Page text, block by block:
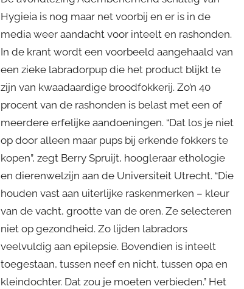
o
r
V
i
c
e
r
z
i
t
t
e
Hygieia is nog maar net voorbij en er is in de
media weer aandacht voor inteelt en rashonden.
In de krant wordt een voorbeeld aangehaald van
een zieke labradorpup die het product blijkt te
zijn van kwaadaardige broodfokkerij. Zo’n 40
procent van de rashonden is belast met een of
meerdere erfelijke aandoeningen. “Dat los je niet
op door alleen maar pups bij erkende fokkers te
kopen”, zegt Berry Spruijt, hoogleraar ethologie
en dierenwelzijn aan de Universiteit Utrecht. “Die
houden vast aan uiterlijke raskenmerken – kleur
van de vacht, grootte van de oren. Ze selecteren
niet op gezondheid. Zo lijden labradors
veelvuldig aan epilepsie. Bovendien is inteelt
toegestaan, tussen neef en nicht, tussen opa en
kleindochter. Dat zou je moeten verbieden.” Het